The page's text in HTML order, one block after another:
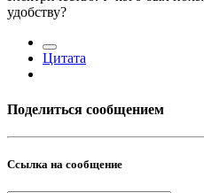
удобству?
Цитата
Поделиться сообщением
Ссылка на сообщение